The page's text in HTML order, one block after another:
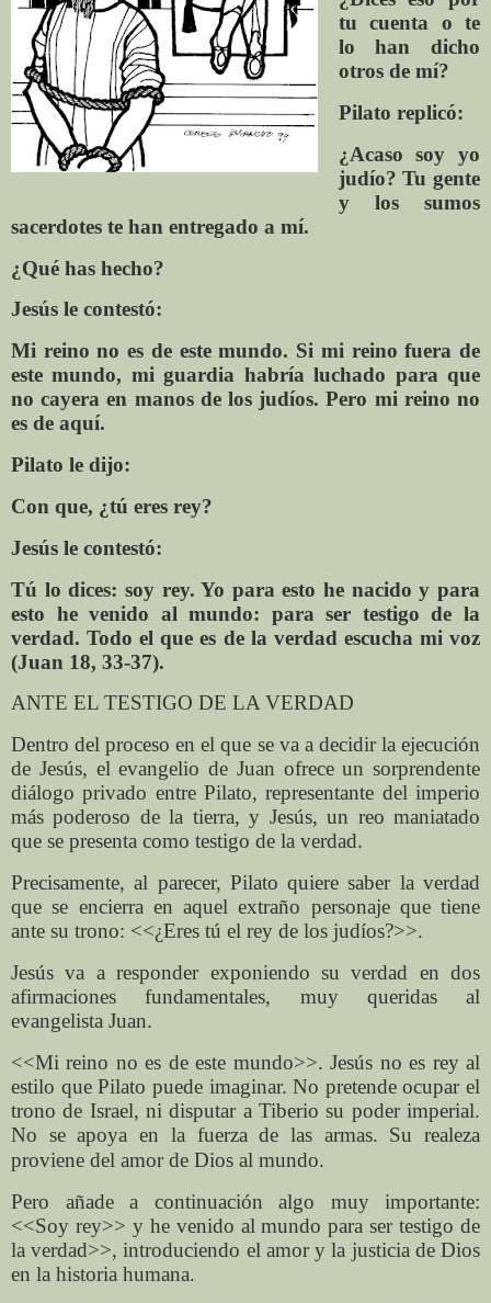
tu cuenta o te
lo han dicho
otros de mí?
Pilato replicó:
¿Acaso soy yo
judío? Tu gente
y los sumos
sacerdotes te han entregado a mí.
¿Qué has hecho?
Jesús le contestó:
Mi reino no es de este mundo. Si mi reino fuera de
este mundo, mi guardia habría luchado para que
no cayera en manos de los judíos. Pero mi reino no
es de aquí.
Pilato le dijo:
Con que, ¿tú eres rey?
Jesús le contestó:
Tú lo dices: soy rey. Yo para esto he nacido y para
esto he venido al mundo: para ser testigo de la
verdad. Todo el que es de la verdad escucha mi voz
(Juan 18, 33-37).
ANTE EL TESTIGO DE LA VERDAD
Dentro del proceso en el que se va a decidir la ejecución
de Jesús, el evangelio de Juan ofrece un sorprendente
diálogo privado entre Pilato, representante del imperio
más poderoso de la tierra, y Jesús, un reo maniatado
que se presenta como testigo de la verdad.
Precisamente, al parecer, Pilato quiere saber la verdad
que se encierra en aquel extraño personaje que tiene
ante su trono: <<¿Eres tú el rey de los judíos?>>.
Jesús va a responder exponiendo su verdad en dos
afirmaciones fundamentales, muy queridas al
evangelista Juan.
<<Mi reino no es de este mundo>>. Jesús no es rey al
estilo que Pilato puede imaginar. No pretende ocupar el
trono de Israel, ni disputar a Tiberio su poder imperial.
No se apoya en la fuerza de las armas. Su realeza
proviene del amor de Dios al mundo.
Pero añade a continuación algo muy importante:
<<Soy rey>> y he venido al mundo para ser testigo de
la verdad>>, introduciendo el amor y la justicia de Dios
en la historia humana.